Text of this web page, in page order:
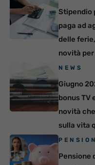
Stipendio
paga ad
delle
novità
NEWS
Giugno
bonus TV
novità
sulla vita
Pensione